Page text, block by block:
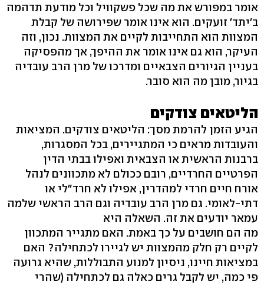
אומר במפורש את מה שכל פשקוויל וכל מודעת תדהמה
ב'יתד' זועקים. הוא אינו אומר שפירושה של קבלת
המצוות הוא התחייבות לקיים את המצוות. נכון, וזה
העיקר, הוא גם אינו אומר את ההיפך, אך מהפסיקה
בעניין הגיורים הצבאיים ומדרכו של מרן הרב עובדיה
בגיור, מובן מה הוא סובר.
הליטאים צודקים
הגיע הזמן להרמת מסך: הליטאים צודקים. המציאות
והעובדות מראים כי המתגיירים, בכל המסגרות,
ברבנות הראשית או הצבאית ואפילו בבתי הדין
הפרטיים החרדיים, רובם ככולם לא מתכוונים לנהל
אורח חיים חרדי למהדרין, אפילו לא חרד"לי או
דתי-לאומי. גם מרן הרב עובדיה וגם הרב הראשי שלמה
עמאר יודעים את זה. השאלה היא
מה הם חושבים על כך באמת. האם מתגייר המתכוון
לקיים רק חלק מהמצוות יש לגיירו לכתחילה? האם
במציאות חיינו, ניסיון למנוע התבוללות, שהיא גרועה
פי כמה, יש לקבל גרים כאלה גם לכתחילה (שהרי